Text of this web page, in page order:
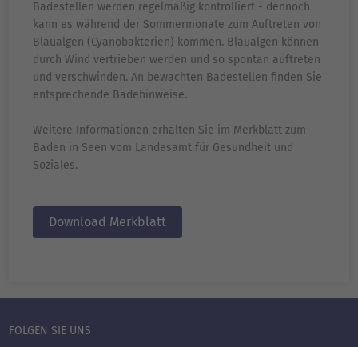
Badestellen werden regelmäßig kontrolliert - dennoch
kann es während der Sommermonate zum Auftreten von
Blaualgen (Cyanobakterien) kommen. Blaualgen können
durch Wind vertrieben werden und so spontan auftreten
und verschwinden. An bewachten Badestellen finden Sie
entsprechende Badehinweise.
Weitere Informationen erhalten Sie im Merkblatt zum
Baden in Seen vom Landesamt für Gesundheit und
Soziales.
Download Merkblatt
FOLGEN SIE UNS